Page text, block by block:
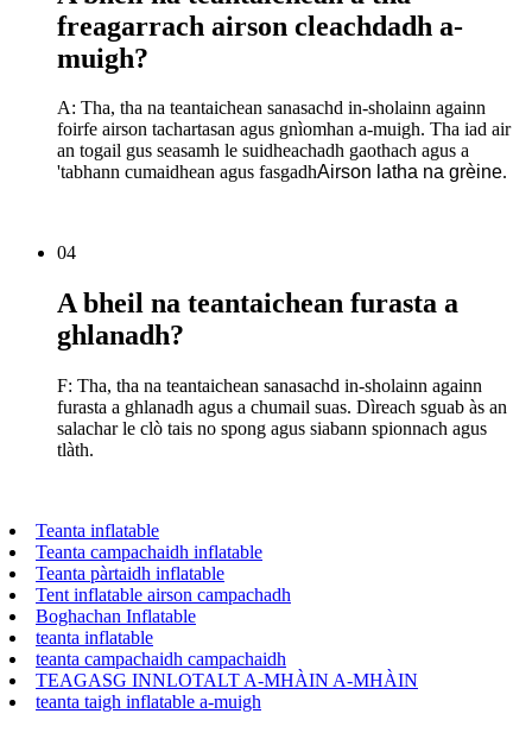
freagarrach airson cleachdadh a-
muigh?
A: Tha, tha na teantaichean sanasachd in-sholainn againn
foirfe airson tachartasan agus gnìomhan a-muigh. Tha iad air
an togail gus seasamh le suidheachadh gaothach agus a
'tabhann cumaidhean agus fasgadhAirson latha na grèine.
04
A bheil na teantaichean furasta a
ghlanadh?
F: Tha, tha na teantaichean sanasachd in-sholainn againn
furasta a ghlanadh agus a chumail suas. Dìreach sguab às an
salachar le clò tais no spong agus siabann spionnach agus
tlàth.
Teanta inflatable
Teanta campachaidh inflatable
Teanta pàrtaidh inflatable
Tent inflatable airson campachadh
Boghachan Inflatable
teanta inflatable
teanta campachaidh campachaidh
TEAGASG INNLOTALT A-MHÀIN A-MHÀIN
teanta taigh inflatable a-muigh